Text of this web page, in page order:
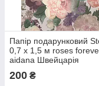
Папір подарунковий
0,7 x 1,5 м roses
aidana Швейцарія
200 ₴